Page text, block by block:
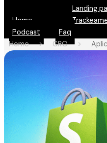
Home
Landing
Podcast
Faq
Home
> CRO >